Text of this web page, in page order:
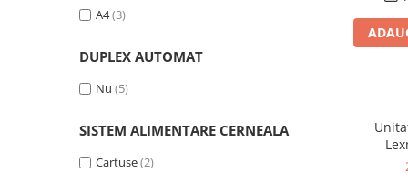
PC Gaming
All-in-One PC
Accesorii monitoare
A4(3)
DUPLEX AUTOMAT
Nu (5)
SISTEM ALIMENTARE CERNEALA
Cartuse(2)